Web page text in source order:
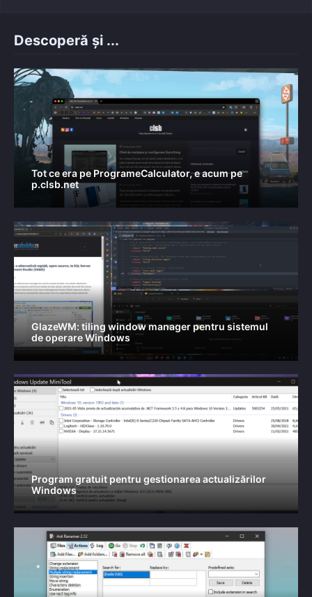
Descoperă și ...
Tot ce era pe ProgrameCalculator, e acum pe
p.clsb.net
GlazeWM: tiling window manager pentru sistemul
de operare Windows
Program gratuit pentru gestionarea actualizărilor
Windows